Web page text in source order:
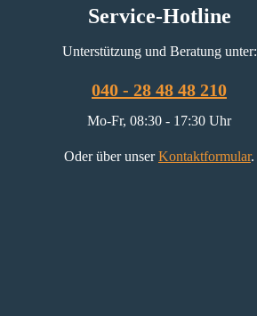
Service-Hotline
Unterstützung und Beratung unter:
040 - 28 48 48 210
Mo-Fr, 08:30 - 17:30 Uhr
Oder über unserKontaktformular.